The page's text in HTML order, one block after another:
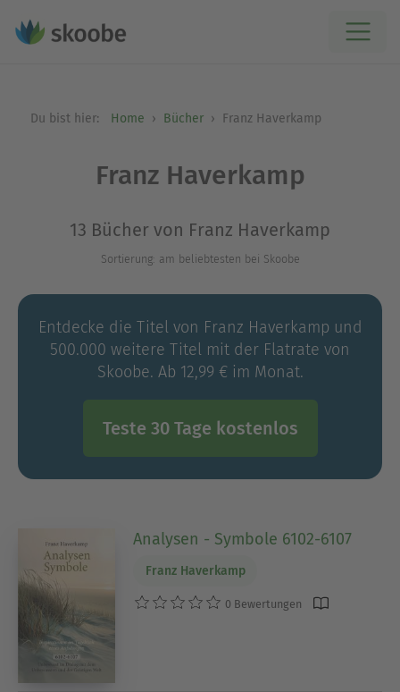
Du bist hier: Home Bücher Franz Haverkamp
Franz Haverkamp
13 Bücher von Franz Haverkamp
Sortierung: am beliebtesten bei Skoobe
Entdecke die Titel von Franz Haverkamp und
500.000 weitere Titel mit der Flatrate von
Skoobe. Ab 12,99 € im Monat.
Teste 30 Tage kostenlos
Analysen - Symbole 6102-6107
Franz Haverkamp
0 Bewertungen